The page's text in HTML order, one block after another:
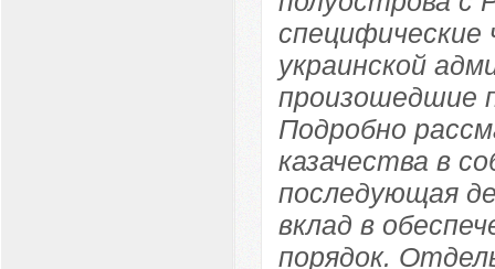
специфические
украинской
произошедшие
Подробно
казачества в
последующая
вклад в
порядок.